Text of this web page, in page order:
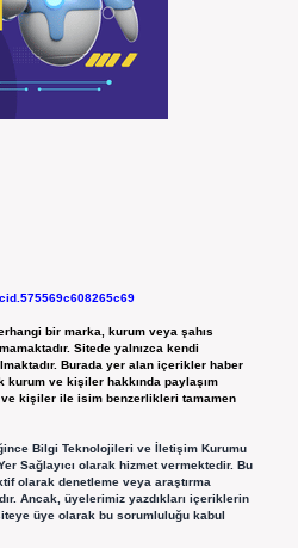
bir marka, kurum veya şahıs
Sitede yalnızca kendi
Burada yer alan içerikler haber
kurum ve kişiler hakkında paylaşım
ve kişiler ile isim benzerlikleri tamamen
Bilgi Teknolojileri ve İletişim Kurumu
Sağlayıcı olarak hizmet vermektedir. Bu
olarak denetleme veya araştırma
Ancak, üyelerimiz yazdıkları içeriklerin
üye olarak bu sorumluluğu kabul